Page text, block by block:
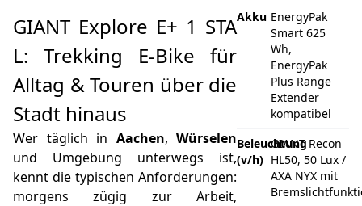
GIANT Explore E+ 1 STA
L: Trekking E‑Bike für
Alltag & Touren über die
Stadt hinaus
Wer täglich in Aachen,Würselen
und Umgebung unterwegs ist,
kennt die typischen Anforderungen:
morgens zügig zur Arbeit,
Akku EnergyPak
Smart 625
Wh,
EnergyPak
Plus Range
Extender
kompatibel
Beleuchtung
(v/h)
GIANT Recon
HL50, 50 Lux /
AXA NYX mit